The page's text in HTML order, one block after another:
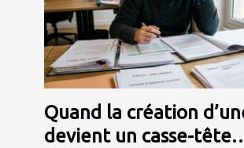
Quand la création
devient un casse-tête